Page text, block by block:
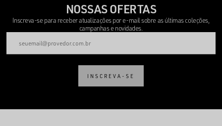
NOSSAS OFERTAS
Inscreva-se para receber atualizações por e-mail sobre as últimas coleções,
campanhas e novidades.
INSCREVA-SE